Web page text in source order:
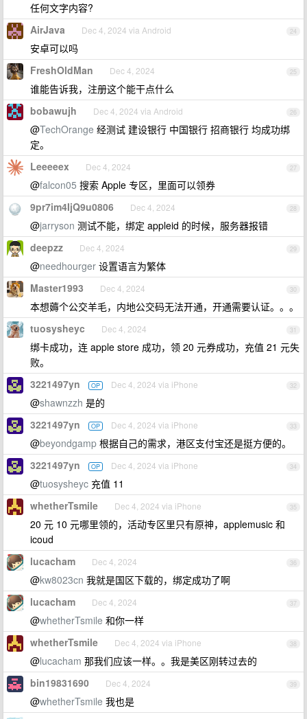
任何文字内容?
24
AirJava Dec 4, 2024 via Android
安卓可以吗
25
FreshOldMan Dec 4, 2024
谁能告诉我，注册这个能干点什么
26
bobawujh Dec 4, 2024 via Android
@TechOrange 经测试 建设银行 中国银行 招商银行 均成功绑
定。
27
Leeeeex Dec 4, 2024
@falcon05 搜索 Apple 专区，里面可以领券
28
9pr7im4IjQ9u0806 Dec 4, 2024
@jarryson 测试不能，绑定 appleid 的时候，服务器报错
29
deepzz Dec 4, 2024
@needhourger 设置语言为繁体
30
Master1993 Dec 4, 2024
本想薅个公交羊毛，内地公交码无法开通，开通需要认证。。。
31
tuosysheyc Dec 4, 2024
绑卡成功，连 apple store 成功，领 20 元券成功，充值 21 元失
败。
32
3221497yn OP Dec 4, 2024 via iPhone
@shawnzzh 是的
33
3221497yn OP Dec 4, 2024 via iPhone
@beyondgamp 根据自己的需求，港区支付宝还是挺方便的。
34
3221497yn OP Dec 4, 2024 via iPhone
@tuosysheyc 充值 11
35
whetherTsmile Dec 4, 2024 via iPhone
20 元 10 元哪里领的，活动专区里只有原神，applemusic 和
icoud
36
lucacham Dec 4, 2024
@kw8023cn 我就是国区下载的，绑定成功了啊
37
lucacham Dec 4, 2024
@whetherTsmile 和你一样
38
whetherTsmile Dec 4, 2024 via iPhone
@lucacham 那我们应该一样。。我是美区刚转过去的
39
bin19831690 Dec 4, 2024
@whetherTsmile 我也是